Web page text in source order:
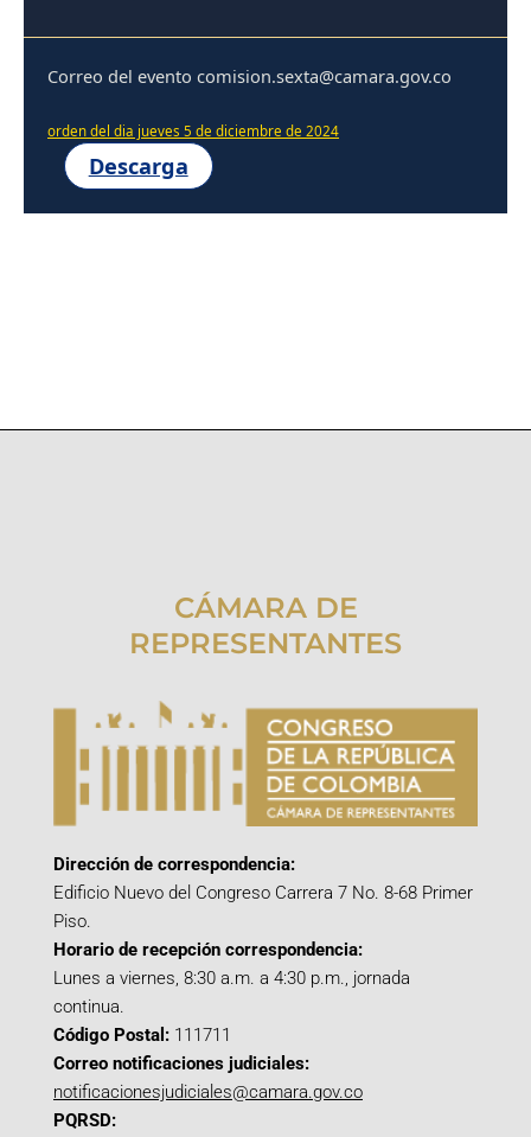
Correo del evento comision.sexta@camara.gov.co
orden del dia jueves 5 de diciembre de 2024
Descarga
CÁMARA DE
REPRESENTANTES
Dirección de correspondencia:
Edificio Nuevo del Congreso Carrera 7 No. 8-68 Primer
Piso.
Horario de recepción correspondencia:
Lunes a viernes, 8:30 a.m. a 4:30 p.m., jornada
continua.
Código Postal: 111711
Correo notificaciones judiciales:
notificacionesjudiciales@camara.gov.co
PQRSD: